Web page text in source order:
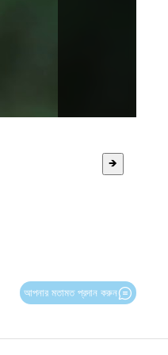
🡺
আপনার মতামত প্রদান করুন